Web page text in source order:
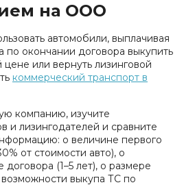
на ООО
автомобили, выплачивая
по окончании договора выкупить
или вернуть лизинговой
коммерческий транспорт в
компанию, изучите
и лизингодателей и сравните
о величине первого
от стоимости авто), о
(1–5 лет), о размере
выкупа ТС по